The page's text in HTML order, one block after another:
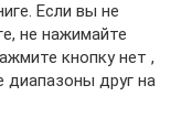
Если вы не
не нажимайте
кнопку нет ,
друг на